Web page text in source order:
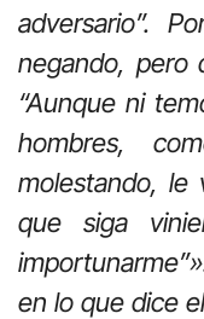
adversario”.
negando, pero
“Aunque ni
hombres,
molestando, le
que siga
en lo que dice